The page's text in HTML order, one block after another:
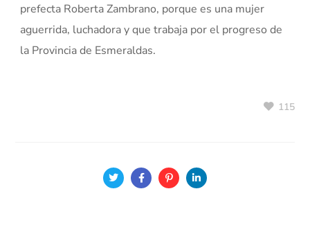
prefecta Roberta Zambrano, porque es una mujer
aguerrida, luchadora y que trabaja por el progreso de
la Provincia de Esmeraldas.
115